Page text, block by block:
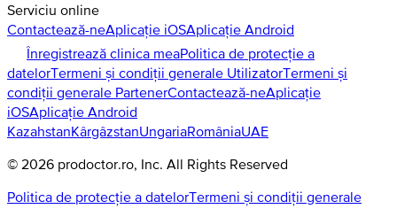
Serviciu online
Contactează-neAplicație iOSAplicație Android
Înregistrează clinica meaPolitica de protecție a
datelorTermeni și condiții generale UtilizatorTermeni și
condiții generale PartenerContactează-neAplicație
iOSAplicație Android
KazahstanKârgâzstanUngariaRomâniaUAE
© 2026 prodoctor.ro, Inc. All Rights Reserved
Politica de protecție a datelorTermeni și condiții generale